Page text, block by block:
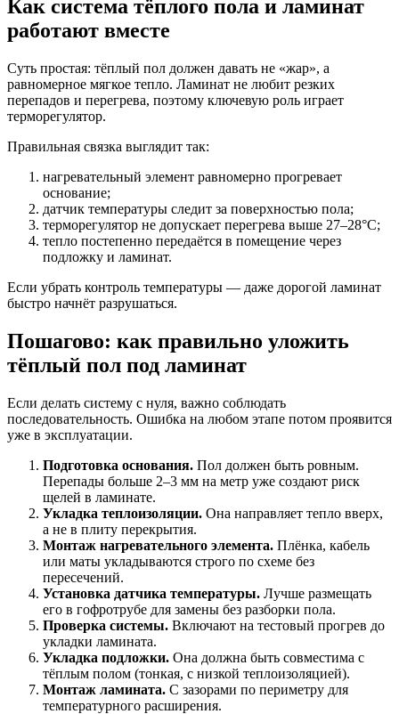
Как система тёплого пола и ламинат
работают вместе
Суть простая: тёплый пол должен давать не «жар», а
равномерное мягкое тепло. Ламинат не любит резких
перепадов и перегрева, поэтому ключевую роль играет
терморегулятор.
Правильная связка выглядит так:
нагревательный элемент равномерно прогревает
основание;
датчик температуры следит за поверхностью пола;
терморегулятор не допускает перегрева выше 27–28°C;
тепло постепенно передаётся в помещение через
подложку и ламинат.
Если убрать контроль температуры — даже дорогой ламинат
быстро начнёт разрушаться.
Пошагово: как правильно уложить
тёплый пол под ламинат
Если делать систему с нуля, важно соблюдать
последовательность. Ошибка на любом этапе потом проявится
уже в эксплуатации.
Подготовка основания. Пол должен быть ровным.
Перепады больше 2–3 мм на метр уже создают риск
щелей в ламинате.
Укладка теплоизоляции. Она направляет тепло вверх,
а не в плиту перекрытия.
Монтаж нагревательного элемента. Плёнка, кабель
или маты укладываются строго по схеме без
пересечений.
Установка датчика температуры. Лучше размещать
его в гофротрубе для замены без разборки пола.
Проверка системы. Включают на тестовый прогрев до
укладки ламината.
Укладка подложки. Она должна быть совместима с
тёплым полом (тонкая, с низкой теплоизоляцией).
Монтаж ламината. С зазорами по периметру для
температурного расширения.